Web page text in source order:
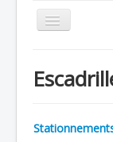
Basculer
la
Chronologie